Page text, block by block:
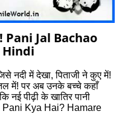
Pani Jal Bachao
Hindi
नदी में देखा, पिताजी ने कुए में!
में! पर अब उनके बच्चे कहाँ
नई पीढ़ी के खातिर पानी
Pani Kya Hai? Hamare